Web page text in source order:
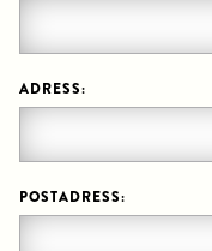
ADRESS:
POSTADRESS: